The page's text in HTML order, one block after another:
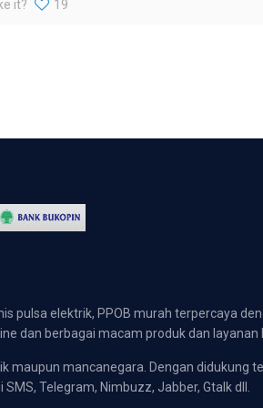
it? 19
elektrik, PPOB murah terpercaya
dan berbagai macam produk dan layanan
mancanegara. Dengan didukung
Telegram, Nimbuzz, Jabber, Gtalk dll.